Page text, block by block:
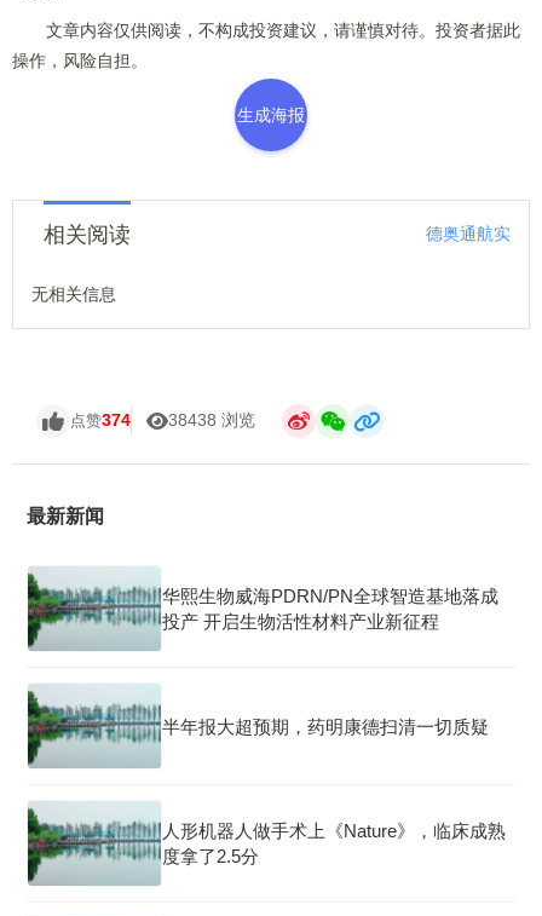
文章内容仅供阅读，不构成投资建议，请谨慎对待。投资者据此
操作，风险自担。
生成海报
相关阅读 德奥通航实
无相关信息
点赞374 38438 浏览
最新新闻
华熙生物威海PDRN/PN全球智造基地落成
投产 开启生物活性材料产业新征程
半年报大超预期，药明康德扫清一切质疑
人形机器人做手术上《Nature》，临床成熟
度拿了2.5分